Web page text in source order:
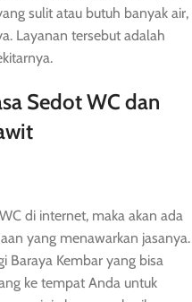
sulit atau butuh banyak air,
Layanan tersebut adalah
Sedot WC dan
di internet, maka akan ada
yang menawarkan jasanya.
Baraya Kembar yang bisa
ke tempat Anda untuk